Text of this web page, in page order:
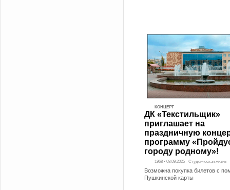
КОНЦЕРТ
ДК «Текстильщик»
приглашает на
праздничную
программу
городу родному»!
1968 • 08.09.2025 - Студенческая жизнь
Возможна покупка билетов с
Пушкинской карты